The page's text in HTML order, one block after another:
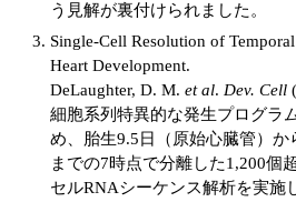
ユーザーズボイス集
動画ライブラリー
Q&A
う見解が裏付けられました。
Single-Cell Resolution of
Heart Development.
DeLaughter, D. M. et al. Dev. Cell
細胞系列特異的な発生プログラ
め、胎生9.5日（原始心臓管）か
までの7時点で分離した1,200個
セルRNAシーケンス解析を実施